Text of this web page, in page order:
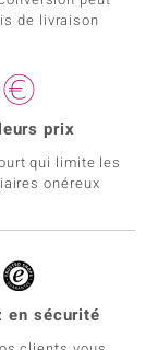
de livraison
prix
qui limite les
onéreux
en sécurité